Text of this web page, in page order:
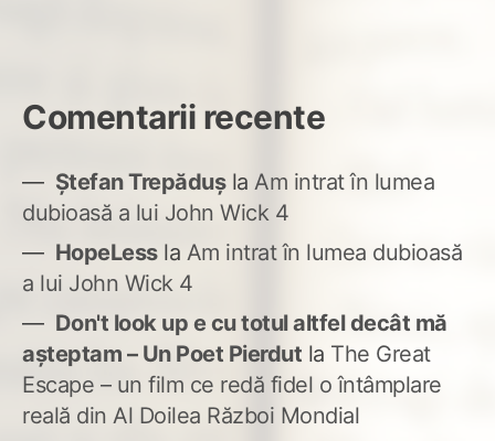
Comentarii recente
Ștefan Trepădușla Am intrat în lumea
dubioasă a lui John Wick 4
HopeLessla Am intrat în lumea dubioasă
a lui John Wick 4
Don't look up e cu totul altfel decât mă
așteptam – Un Poet Pierdut la The Great
Escape – un film ce redă fidel o întâmplare
reală din Al Doilea Război Mondial